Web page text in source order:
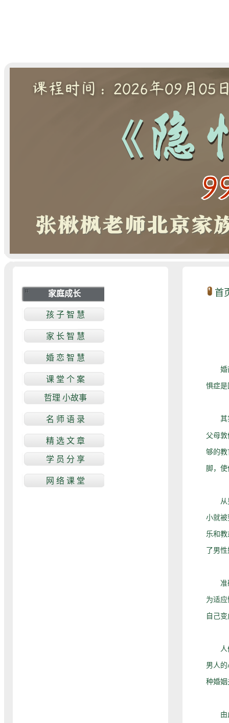
首
婚前
惧症
其实
父母
够的
脚，
从男
小就
乐和
了男
准确
为适
自己
人们
男人
种婚
由此